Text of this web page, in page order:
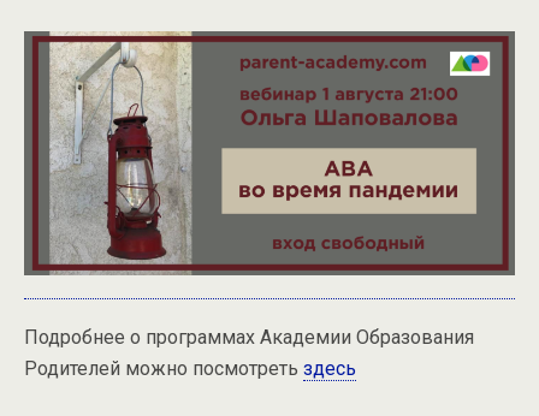
Подробнее о программах Академии Образования
Родителей можно посмотреть здесь